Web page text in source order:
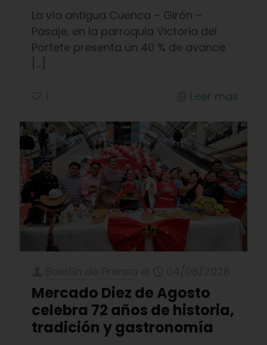
La vía antigua Cuenca – Girón –
Pasaje, en la parroquia Victoria del
Portete presenta un 40 % de avance
[…]
Leer mas
Mercado Diez de Agosto
celebra 72 años de historia,
tradición y gastronomía